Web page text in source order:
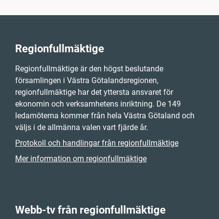
Regionfullmäktige
Regionfullmäktige är den högst beslutande
församlingen i Västra Götalandsregionen,
regionfullmäktige har det yttersta ansvaret för
ekonomin och verksamhetens inriktning. De 149
ledamöterna kommer från hela Västra Götaland och
väljs i de allmänna valen vart fjärde år.
Protokoll och handlingar från regionfullmäktige
Mer information om regionfullmäktige
Webb-tv från regionfullmäktige